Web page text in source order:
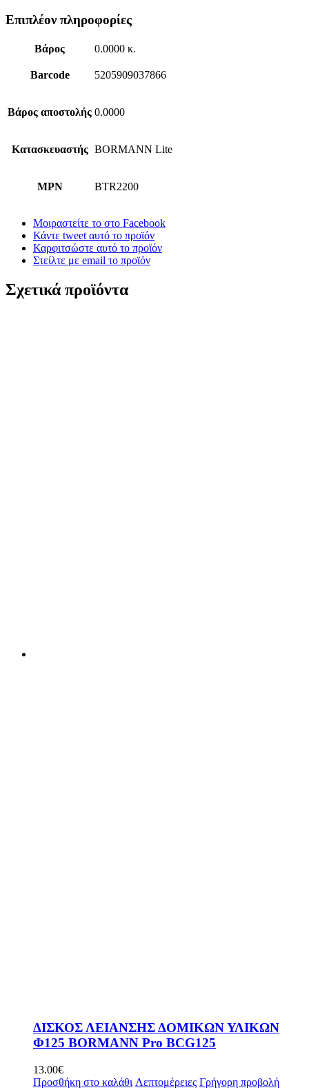
Επιπλέον πληροφορίες
Βάρος 0.0000 κ.
Barcode 5205909037866
Βάρος αποστολής 0.0000
Κατασκευαστής BORMANN Lite
MPN BTR2200
Μοιραστείτε το στο Facebook
Κάντε tweet αυτό το προϊόν
Καρφιτσώστε αυτό το προϊόν
Στείλτε με email το προϊόν
Σχετικά προϊόντα
ΔΙΣΚΟΣ ΛΕΙΑΝΣΗΣ ΔΟΜΙΚΩΝ ΥΛΙΚΩΝ
Φ125 BORMANN Pro BCG125
13.00€
Προσθήκη στο καλάθι Λεπτομέρειες Γρήγορη προβολή